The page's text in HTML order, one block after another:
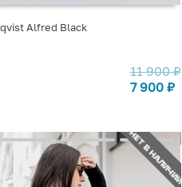
О ПОСТУПЛЕНИИ
Alfred Black
11 900₽
7 900 ₽
НЕТ В НАЛИЧИИ